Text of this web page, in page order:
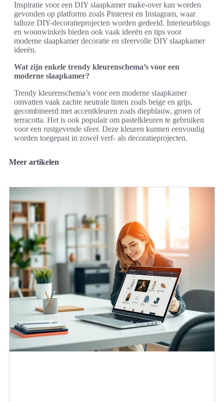
Inspiratie voor een DIY slaapkamer make-over kan worden
gevonden op platforms zoals Pinterest en Instagram, waar
talloze DIY-decoratieprojecten worden gedeeld. Interieurblogs
en woonwinkels bieden ook vaak ideeën en tips voor
moderne slaapkamer decoratie en sfeervolle DIY slaapkamer
ideeën.
Wat zijn enkele trendy kleurenschema’s voor een
moderne slaapkamer?
Trendy kleurenschema’s voor een moderne slaapkamer
omvatten vaak zachte neutrale tinten zoals beige en grijs,
gecombineerd met accentkleuren zoals diepblauw, groen of
terracotta. Het is ook populair om pastelkleuren te gebruiken
voor een rustgevende sfeer. Deze kleuren kunnen eenvoudig
worden toegepast in zowel verf- als decoratieprojecten.
Meer artikelen